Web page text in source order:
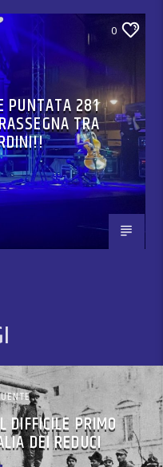
0
PUNTATA 281
TRA
DIFFICILE PRIMO
DEI REDUCI